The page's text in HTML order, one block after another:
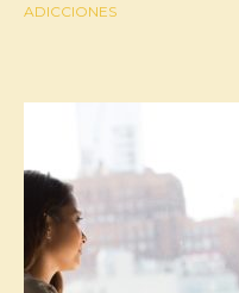
ADICCIONES